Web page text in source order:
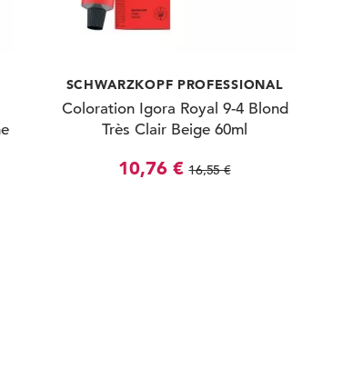
SCHWARZKOPF PROFESSIONAL
Coloration Igora Royal 9-4 Blond
Très Clair Beige 60ml
10,76 € 16,55 €